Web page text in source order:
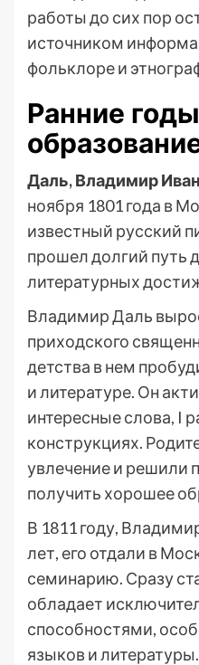
работы до сих пор
источником
фольклоре и
Ранние
Даль, Владимир
ноября 1801 года в
известный русский
прошел долгий путь
литературных
Владимир Даль
приходского
детства в нем
и литературе. Он
интересные слова, I
конструкциях.
увлечение и решили
получить хорошее
В 1811 году,
лет, его отдали в
семинарию. Сразу
обладает
способностями,
языков и